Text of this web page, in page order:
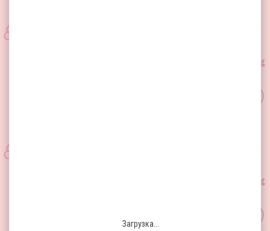
Загрузка...